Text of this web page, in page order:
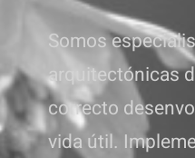
Somos
arquitectónicas
correcto
vida útil.